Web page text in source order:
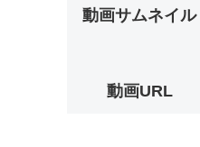
動画サムネイル
動画URL